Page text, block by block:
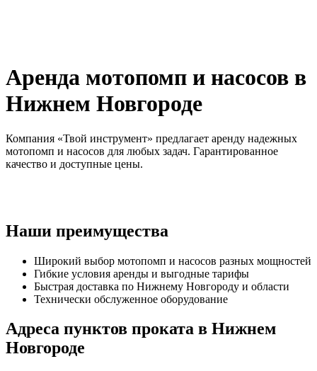
Аренда мотопомп и насосов в
Нижнем Новгороде
Компания «Твой инструмент» предлагает аренду надежных
мотопомп и насосов для любых задач. Гарантированное
качество и доступные цены.
Наши преимущества
Широкий выбор мотопомп и насосов разных мощностей
Гибкие условия аренды и выгодные тарифы
Быстрая доставка по Нижнему Новгороду и области
Технически обслуженное оборудование
Адреса пунктов проката в Нижнем
Новгороде